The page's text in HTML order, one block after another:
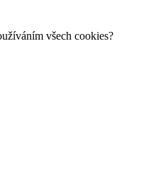
všech cookies?